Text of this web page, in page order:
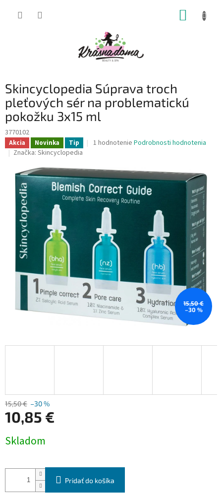
Skincyclopedia Súprava troch
pleťových sér na problematickú
pokožku 3x15 ml
3770102
Akcia Novinka Tip
Priemerné
je
5,0
z
5
hviezdičiek.
1 hodnotenie Podrobnosti hodnotenia
Značka: Skincyclopedia
15,50 €
–30 %
15,50 € –30 %
10,85 €
cena:
Skladom
Pridať do košíka